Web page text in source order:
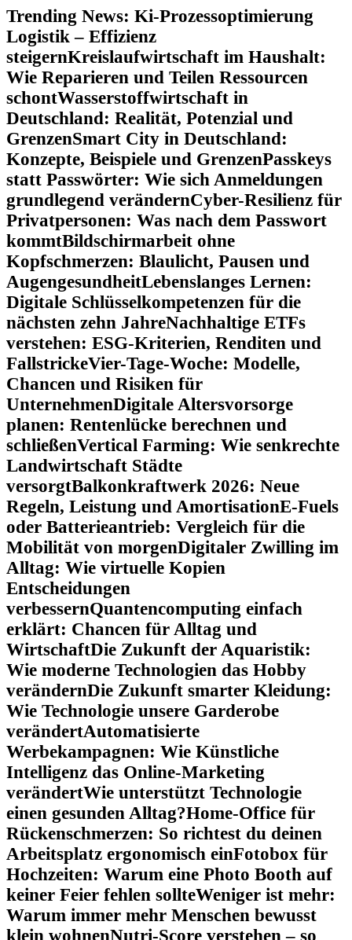
Zum
Inhalt
springen
Trending News: Ki-Prozessoptimierung
Logistik – Effizienz
steigernKreislaufwirtschaft im Haushalt:
Wie Reparieren und Teilen Ressourcen
schontWasserstoffwirtschaft in
Deutschland: Realität, Potenzial und
GrenzenSmart City in Deutschland:
Konzepte, Beispiele und GrenzenPasskeys
statt Passwörter: Wie sich Anmeldungen
grundlegend verändernCyber-Resilienz für
Privatpersonen: Was nach dem Passwort
kommtBildschirmarbeit ohne
Kopfschmerzen: Blaulicht, Pausen und
AugengesundheitLebenslanges Lernen:
Digitale Schlüsselkompetenzen für die
nächsten zehn JahreNachhaltige ETFs
verstehen: ESG-Kriterien, Renditen und
FallstrickeVier-Tage-Woche: Modelle,
Chancen und Risiken für
UnternehmenDigitale Altersvorsorge
planen: Rentenlücke berechnen und
schließenVertical Farming: Wie senkrechte
Landwirtschaft Städte
versorgtBalkonkraftwerk 2026: Neue
Regeln, Leistung und AmortisationE-Fuels
oder Batterieantrieb: Vergleich für die
Mobilität von morgenDigitaler Zwilling im
Alltag: Wie virtuelle Kopien
Entscheidungen
verbessernQuantencomputing einfach
erklärt: Chancen für Alltag und
WirtschaftDie Zukunft der Aquaristik:
Wie moderne Technologien das Hobby
verändernDie Zukunft smarter Kleidung:
Wie Technologie unsere Garderobe
verändertAutomatisierte
Werbekampagnen: Wie Künstliche
Intelligenz das Online-Marketing
verändertWie unterstützt Technologie
einen gesunden Alltag?Home-Office für
Rückenschmerzen: So richtest du deinen
Arbeitsplatz ergonomisch einFotobox für
Hochzeiten: Warum eine Photo Booth auf
keiner Feier fehlen sollteWeniger ist mehr:
Warum immer mehr Menschen bewusst
klein wohnenNutri-Score verstehen – so